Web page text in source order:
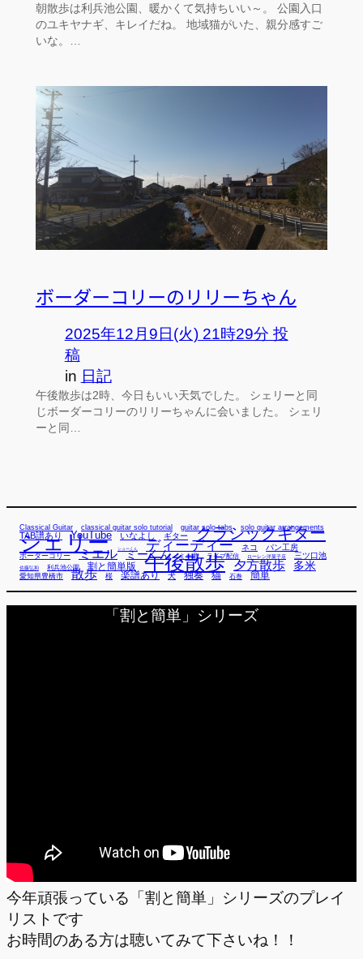
朝散歩は利兵池公園、暖かくて気持ちいい～。 公園入口
のユキヤナギ、キレイだね。 地域猫がいた、親分感すご
いな。…
ボーダーコリーのリリーちゃん
2025年12月9日(火) 21時29分 投
稿
in 日記
午後散歩は2時、今日もいい天気でした。 シェリーと同
じボーダーコリーのリリーちゃんに会いました。 シェリ
ーと同…
Classical Guitar classical guitar solo tutorial guitar solo tabs solo guitar arrangements
TAB譜あり YouTube いなよし ギター クラシックギター
シェリー シューくん ディーディー ネコ パン工房
ボーダーコリー ミエル ミーくん ミー君 ライブ配信 ローレン洋菓子店 三ツ口池
佐藤弘和 利兵池公園 割と簡単版 午後散歩 夕方散歩 多米
愛知県豊橋市 散歩 桜 楽譜あり 犬 独奏 猫 石巻 簡単
「割と簡単」シリーズ
今年頑張っている「割と簡単」シリーズのプレイ
リストです
お時間のある方は聴いてみて下さいね！！